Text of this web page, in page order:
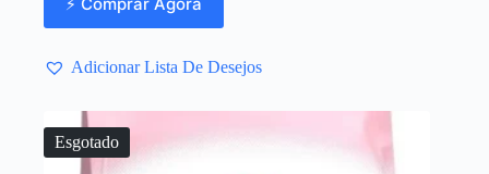
Adicionar Lista De Desejos
Esgotado